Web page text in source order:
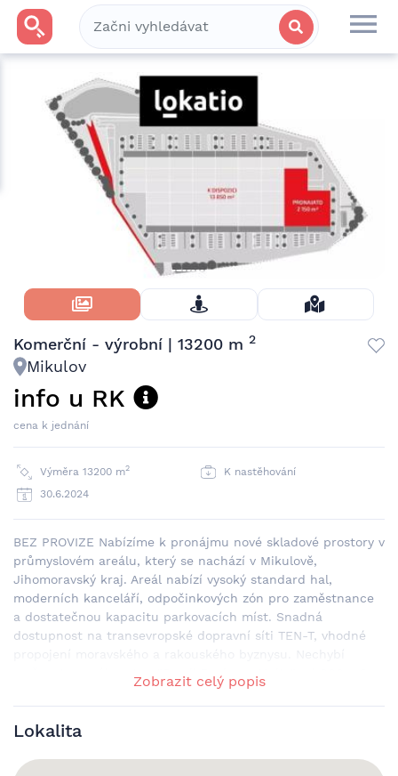
Skrýt Fotky
Komerční - výrobní | 13200 m 2
Mikulov
info u RK
cena k jednání
Výměra 13200 m2
K nastěhování
30.6.2024
BEZ PROVIZE Nabízíme k pronájmu nové skladové prostory v
průmyslovém areálu, který se nachází v Mikulově,
Jihomoravský kraj. Areál nabízí vysoký standard hal,
moderních kanceláří, odpočinkových zón pro zaměstnance
a dostatečnou kapacitu parkovacích míst. Snadná
dostupnost na transevropské dopravní síti TEN-T, vhodné
možnost pronájmu tzv. "Small Business Units" od 900 m2,
vhodné pro malé a střední podniky. DOSTUPNOST ◉ k
dispozici "ready to play" DISPOZICE ◉ velikost prostor od
900 m2 do 16.000 m2 s možným rozšířením ◉ možnost
◉ dostatečná kapacita parkovacích míst SPECIFIKACE ◉
Zobrazit celý popis
Lokalita